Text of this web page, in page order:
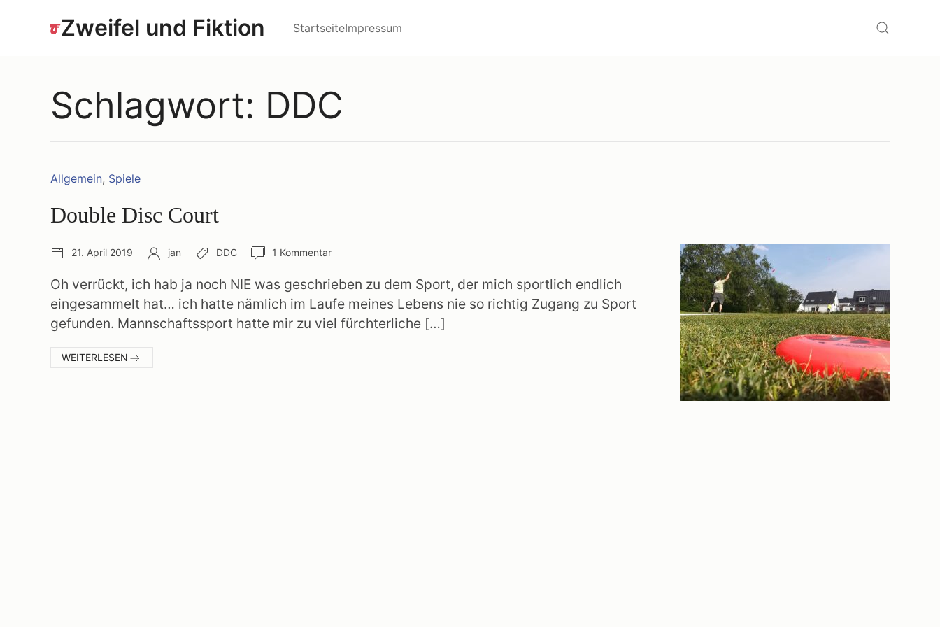
Zweifel und Fiktion
StartseiteImpressum
Suchen
Schlagwort: DDC
Kategorien:
Allgemein, Spiele
Double Disc Court
Veröffentlichungsdatum:
21. April 2019 Autor:
jan Schlagwörter:
DDC
Anzahl
1 Kommentar
Oh verrückt, ich hab ja noch NIE was geschrieben zu dem Sport, der mich sportlich endlich
eingesammelt hat… ich hatte nämlich im Laufe meines Lebens nie so richtig Zugang zu Sport
gefunden. Mannschaftssport hatte mir zu viel fürchterliche […]
WEITERLESEN